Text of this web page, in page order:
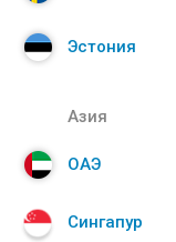
Эстония
Азия
ОАЭ
Сингапур